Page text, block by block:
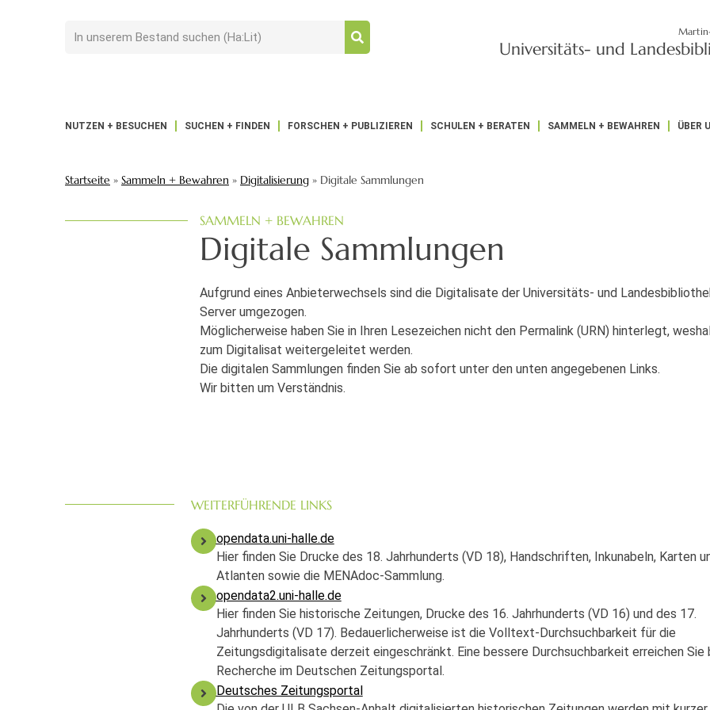
Universitäts- und
NUTZEN + BESUCHEN SUCHEN + FINDEN FORSCHEN + PUBLIZIEREN SCHULEN + BERATEN SAMMELN + BEWAHREN ÜBER
Startseite » Sammeln + Bewahren » Digitalisierung » Digitale Sammlungen
SAMMELN + BEWAHREN
Digitale Sammlungen
Aufgrund eines Anbieterwechsels sind die Digitalisate der Universitäts- und
Server umgezogen.
Möglicherweise haben Sie in Ihren Lesezeichen nicht den Permalink (URN) hinterlegt,
zum Digitalisat weitergeleitet werden.
Die digitalen Sammlungen finden Sie ab sofort unter den unten angegebenen Links.
Wir bitten um Verständnis.
WEITERFÜHRENDE LINKS
opendata.uni-halle.de
Hier finden Sie Drucke des 18. Jahrhunderts (VD 18), Handschriften, Inkunabeln, Karten
Atlanten sowie die MENAdoc-Sammlung.
opendata2.uni-halle.de
Hier finden Sie historische Zeitungen, Drucke des 16. Jahrhunderts (VD 16) und des 17.
Jahrhunderts (VD 17). Bedauerlicherweise ist die Volltext-Durchsuchbarkeit für die
Zeitungsdigitalisate derzeit eingeschränkt. Eine bessere Durchsuchbarkeit erreichen Sie
Recherche im Deutschen Zeitungsportal.
Deutsches Zeitungsportal